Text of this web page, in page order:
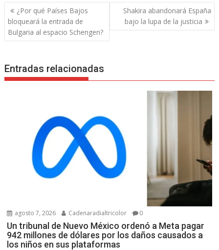
Navegación
de
entradas
¿Por qué Países Bajos
bloqueará la entrada de
Bulgaria al espacio Schengen?
Shakira abandonará España
bajo la lupa de la justicia
Entradas relacionadas
agosto 7, 2026 Cadenaradialtricolor 0
Un tribunal de Nuevo México ordenó a Meta pagar
942 millones de dólares por los daños causados a
los niños en sus plataformas